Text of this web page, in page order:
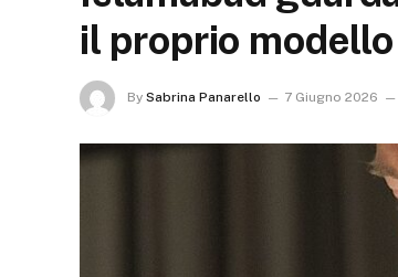
il proprio
By Sabrina Panarello 7 Giugno 2026